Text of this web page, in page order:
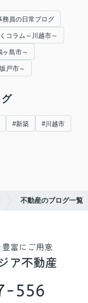
務員の日常ブログ
コラム～川越市～
島市～
戸市～
#新築 #川越市
不動産のブログ一覧
富にご用意
ア不動産
556